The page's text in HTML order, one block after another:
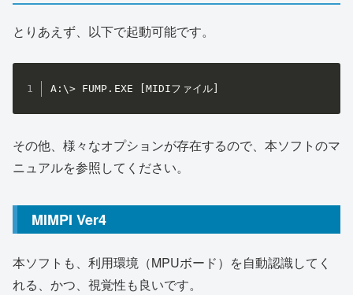
とりあえず、以下で起動可能です。
A:\> FUMP.EXE [MIDIファイル]
その他、様々なオプションが存在するので、本ソフトのマ
ニュアルを参照してください。
MIMPI Ver4
本ソフトも、利用環境（MPUボード）を自動認識してく
れる、かつ、視覚性も良いです。